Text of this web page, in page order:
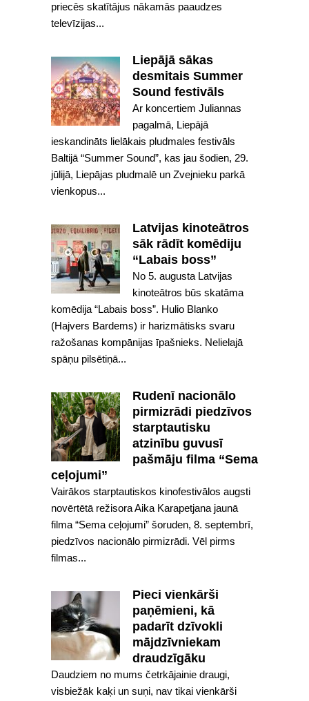
priecēs skatītājus nākamās paaudzes
televīzijas...
Liepājā sākas
desmitais Summer
Sound festivāls
Ar koncertiem Juliannas
pagalmā, Liepājā
ieskandināts lielākais pludmales festivāls
Baltijā “Summer Sound”, kas jau šodien, 29.
jūlijā, Liepājas pludmalē un Zvejnieku parkā
vienkopus...
Latvijas kinoteātros
sāk rādīt komēdiju
“Labais boss”
No 5. augusta Latvijas
kinoteātros būs skatāma
komēdija “Labais boss”. Hulio Blanko
(Hajvers Bardems) ir harizmātisks svaru
ražošanas kompānijas īpašnieks. Nelielajā
spāņu pilsētiņā...
Rudenī nacionālo
pirmizrādi piedzīvos
starptautisku
atzinību guvusī
pašmāju filma “Sema
ceļojumi”
Vairākos starptautiskos kinofestivālos augsti
novērtētā režisora Aika Karapetjana jaunā
filma “Sema ceļojumi” šoruden, 8. septembrī,
piedzīvos nacionālo pirmizrādi. Vēl pirms
filmas...
Pieci vienkārši
paņēmieni, kā
padarīt dzīvokli
mājdzīvniekam
draudzīgāku
Daudziem no mums četrkājainie draugi,
visbiežāk kaķi un suņi, nav tikai vienkārši